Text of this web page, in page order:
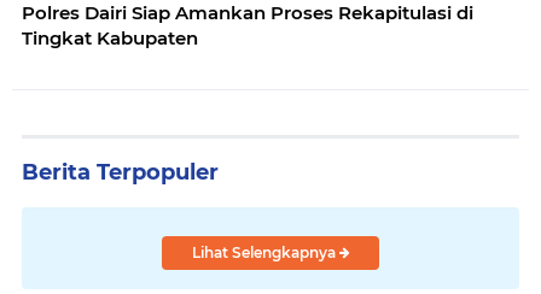
Polres Dairi Siap Amankan Proses Rekapitulasi di
Tingkat Kabupaten
Berita Terpopuler
Lihat Selengkapnya